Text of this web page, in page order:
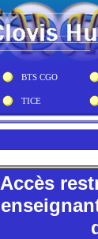
BTS CGO
TICE
Accès